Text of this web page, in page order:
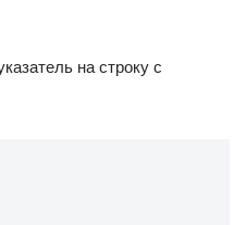
на строку с